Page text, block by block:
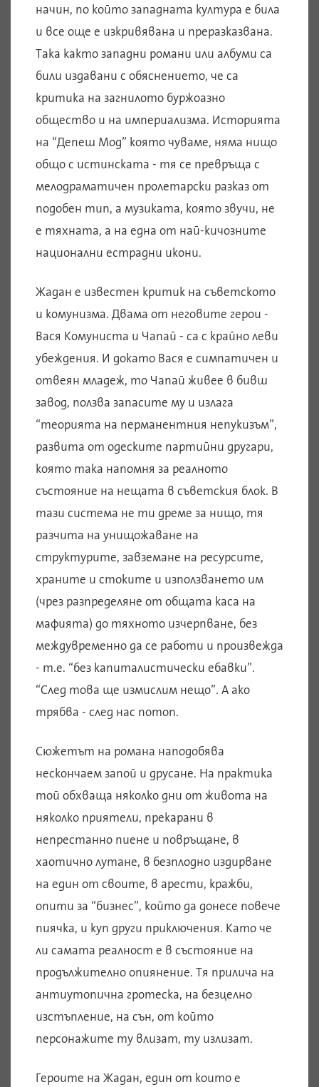
начин, по който западната култура е била
и все още е изкривявана и преразказвана.
Така както западни романи или албуми са
били издавани с обяснението, че са
критика на загнилото буржоазно
общество и на империализма. Историята
на “Депеш Мод” която чуваме, няма нищо
общо с истинската - тя се превръща с
мелодраматичен пролетарски разказ от
подобен тип, а музиката, която звучи, не
е тяхната, а на една от най-кичозните
национални естрадни икони.
Жадан е известен критик на съветското
и комунизма. Двама от неговите герои -
Вася Комуниста и Чапай - са с крайно леви
убеждения. И докато Вася е симпатичен и
отвеян младеж, то Чапай живее в бивш
завод, ползва запасите му и излага
“теорията на перманентния непукизъм”,
развита от одеските партийни другари,
която така напомня за реалното
състояние на нещата в съветския блок. В
тази система не ти дреме за нищо, тя
разчита на унищожаване на
структурите, завземане на ресурсите,
храните и стоките и използването им
(чрез разпределяне от общата каса на
мафията) до тяхното изчерпване, без
междувременно да се работи и произвежда
- т.е. “без капиталистически ебавки”.
“След това ще измислим нещо”. А ако
трябва - след нас потоп.
Сюжетът на романа наподобява
нескончаем запой и друсане. На практика
той обхваща няколко дни от живота на
няколко приятели, прекарани в
непрестанно пиене и повръщане, в
хаотично лутане, в безплодно издирване
на един от своите, в арести, кражби,
опити за “бизнес”, който да донесе повече
пиячка, и куп други приключения. Като че
ли самата реалност е в състояние на
продължително опиянение. Тя прилича на
антиутопична гротеска, на безцелно
изстъпление, на сън, от който
персонажите ту влизат, ту излизат.
Героите на Жадан, един от които е